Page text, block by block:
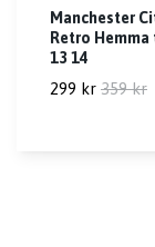
Manchester
Retro
13 14
299 kr 359 kr